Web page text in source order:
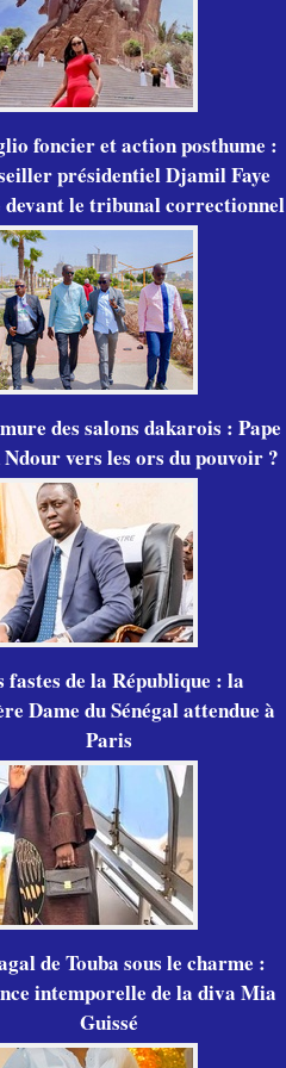
foncier et action posthume :
présidentiel Djamil Faye
devant le tribunal correctionnel
des salons dakarois : Pape
vers les ors du pouvoir ?
fastes de la République : la
Dame du Sénégal attendue à
Paris
de Touba sous le charme :
intemporelle de la diva Mia
Guissé